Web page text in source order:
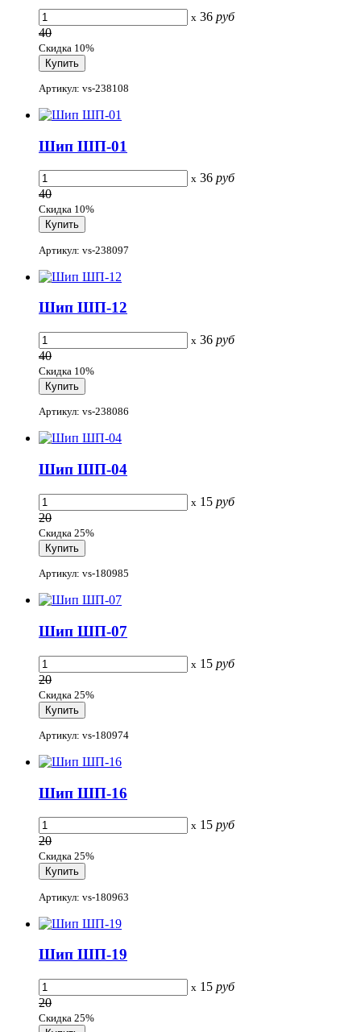
x 36 руб
40
Скидка 10%
Артикул: vs-238108
Шип ШП-01
x 36 руб
40
Скидка 10%
Артикул: vs-238097
Шип ШП-12
x 36 руб
40
Скидка 10%
Артикул: vs-238086
Шип ШП-04
x 15 руб
20
Скидка 25%
Артикул: vs-180985
Шип ШП-07
x 15 руб
20
Скидка 25%
Артикул: vs-180974
Шип ШП-16
x 15 руб
20
Скидка 25%
Артикул: vs-180963
Шип ШП-19
x 15 руб
20
Скидка 25%